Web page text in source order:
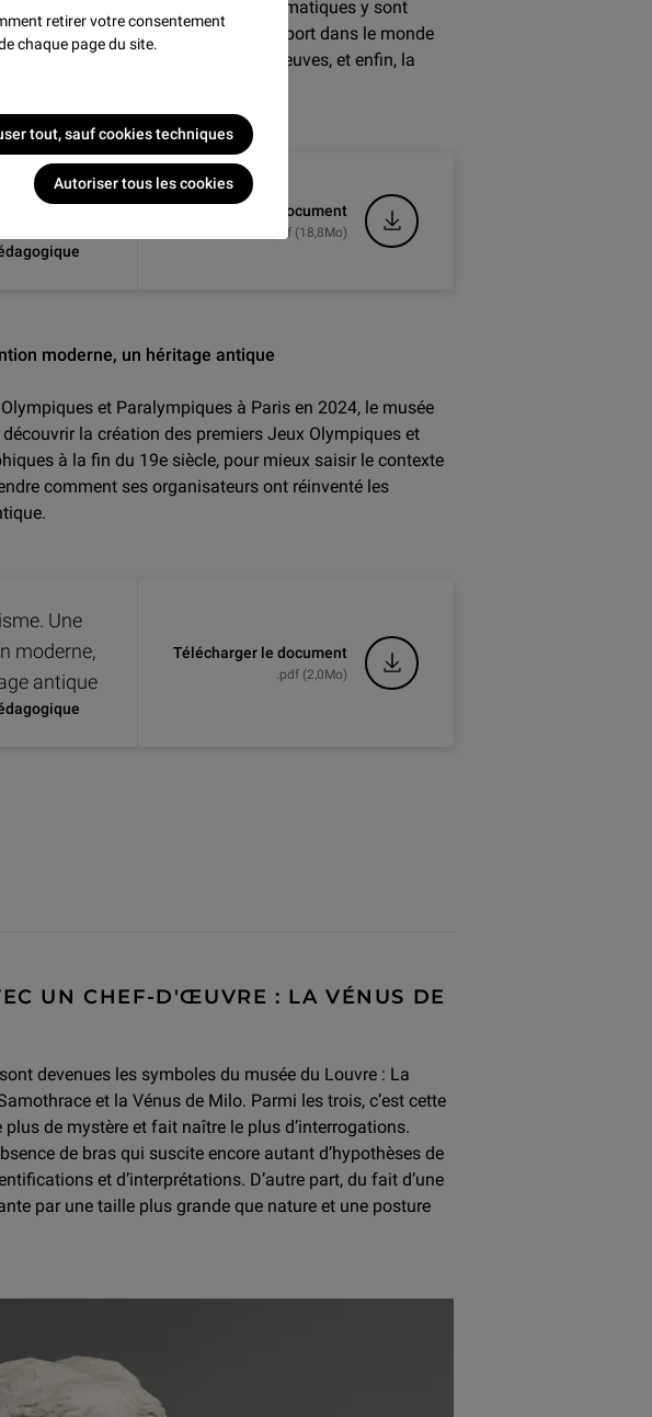
retirer votre consentement
chaque page du site.
tout, sauf cookies techniques
Autoriser tous les cookies
céramiques grecques. Plusieurs thématiques y sont
et typologies de vase, la place du sport dans le monde
mouvement, l'entraînement, les épreuves, et enfin, la
Télécharger le document
.pdf (18,8Mo)
moderne, un héritage antique
et Paralympiques à Paris en 2024, le musée
la création des premiers Jeux Olympiques et
à la fin du 19e siècle, pour mieux saisir le contexte
comment ses organisateurs ont réinventé les
Une
moderne,
antique
Télécharger le document
.pdf (2,0Mo)
UN CHEF-D'ŒUVRE : LA VÉNUS DE
devenues les symboles du musée du Louvre : La
et la Vénus de Milo. Parmi les trois, c’est cette
de mystère et fait naître le plus d’interrogations.
de bras qui suscite encore autant d’hypothèses de
et d’interprétations. D’autre part, du fait d’une
par une taille plus grande que nature et une posture